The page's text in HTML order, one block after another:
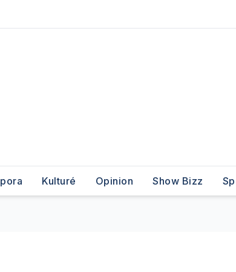
Kulturé Opinion Show Bizz